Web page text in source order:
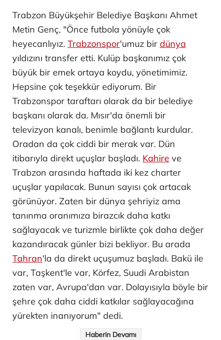
Trabzon Büyükşehir Belediye Başkanı Ahmet
Metin Genç, "Önce futbola yönüyle çok
heyecanlıyız. Trabzonspor'umuz bir dünya
yıldızını transfer etti. Kulüp başkanımız çok
büyük bir emek ortaya koydu, yönetimimiz.
Hepsine çok teşekkür ediyorum. Bir
Trabzonspor taraftarı olarak da bir belediye
başkanı olarak da. Mısır'da önemli bir
televizyon kanalı, benimle bağlantı kurdular.
Oradan da çok ciddi bir merak var. Dün
itibarıyla direkt uçuşlar başladı. Kahire ve
Trabzon arasında haftada iki kez charter
uçuşlar yapılacak. Bunun sayısı çok artacak
görünüyor. Zaten bir dünya şehriyiz ama
tanınma oranımıza birazcık daha katkı
sağlayacak ve turizmle birlikte çok daha değer
kazandıracak günler bizi bekliyor. Bu arada
Tahran'la da direkt uçuşumuz başladı. Bakü ile
var, Taşkent'le var, Körfez, Suudi Arabistan
zaten var, Avrupa'dan var. Dolayısıyla böyle bir
şehre çok daha ciddi katkılar sağlayacağına
yürekten inanıyorum" dedi.
Haberin Devamı